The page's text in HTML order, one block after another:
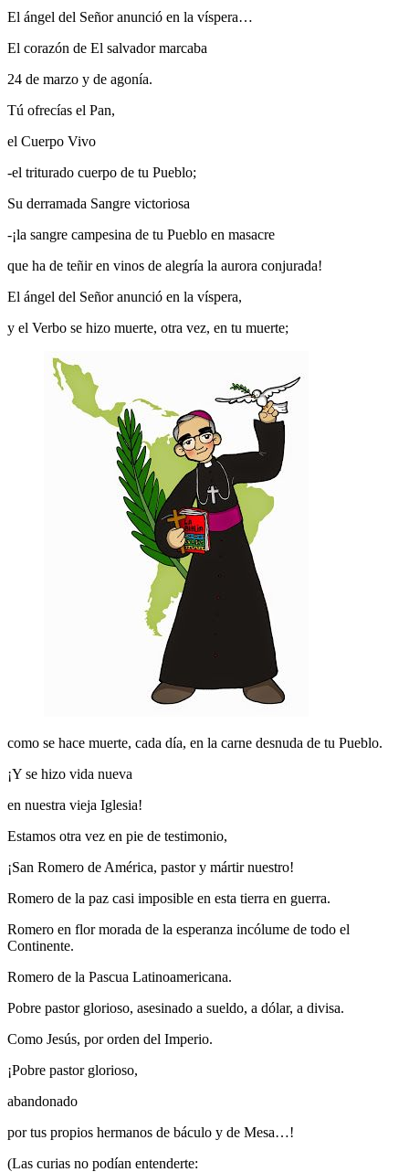
El ángel del Señor anunció en la víspera…
El corazón de El salvador marcaba
24 de marzo y de agonía.
Tú ofrecías el Pan,
el Cuerpo Vivo
-el triturado cuerpo de tu Pueblo;
Su derramada Sangre victoriosa
-¡la sangre campesina de tu Pueblo en masacre
que ha de teñir en vinos de alegría la aurora conjurada!
El ángel del Señor anunció en la víspera,
y el Verbo se hizo muerte, otra vez, en tu muerte;
como se hace muerte, cada día, en la carne desnuda de tu Pueblo.
¡Y se hizo vida nueva
en nuestra vieja Iglesia!
Estamos otra vez en pie de testimonio,
¡San Romero de América, pastor y mártir nuestro!
Romero de la paz casi imposible en esta tierra en guerra.
Romero en flor morada de la esperanza incólume de todo el
Continente.
Romero de la Pascua Latinoamericana.
Pobre pastor glorioso, asesinado a sueldo, a dólar, a divisa.
Como Jesús, por orden del Imperio.
¡Pobre pastor glorioso,
abandonado
por tus propios hermanos de báculo y de Mesa…!
(Las curias no podían entenderte: